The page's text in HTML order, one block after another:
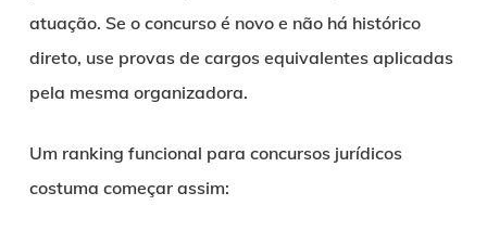
atuação. Se o concurso é novo e não há histórico
direto, use provas de cargos equivalentes aplicadas
pela mesma organizadora.
Um ranking funcional para concursos jurídicos
costuma começar assim: